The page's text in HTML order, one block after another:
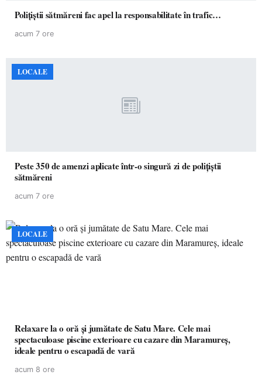
Polițiștii sătmăreni fac apel la responsabilitate în trafic…
acum 7 ore
LOCALE
Peste 350 de amenzi aplicate într-o singură zi de polițiștii
sătmăreni
acum 7 ore
LOCALE
Relaxare la o oră și jumătate de Satu Mare. Cele mai
spectaculoase piscine exterioare cu cazare din Maramureș,
ideale pentru o escapadă de vară
acum 8 ore